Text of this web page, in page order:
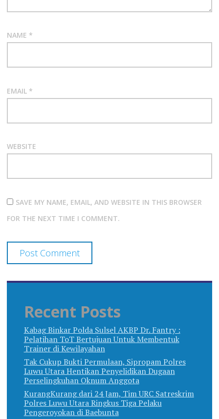
NAME *
EMAIL *
WEBSITE
SAVE MY NAME, EMAIL, AND WEBSITE IN THIS BROWSER
FOR THE NEXT TIME I COMMENT.
Recent Posts
Kabag Binkar Polda Sulsel AKBP Dr. Fantry :
Pelatihan ToT Bertujuan Untuk Membentuk
Trainer di Kewilayahan
Tak Cukup Bukti Permulaan, Sipropam Polres
Luwu Utara Hentikan Penyelidikan Dugaan
Perselingkuhan Oknum Anggota
KurangKurang dari 24 Jam, Tim URC Satreskrim
Polres Luwu Utara Ringkus Tiga Pelaku
Pengeroyokan di Baebunta